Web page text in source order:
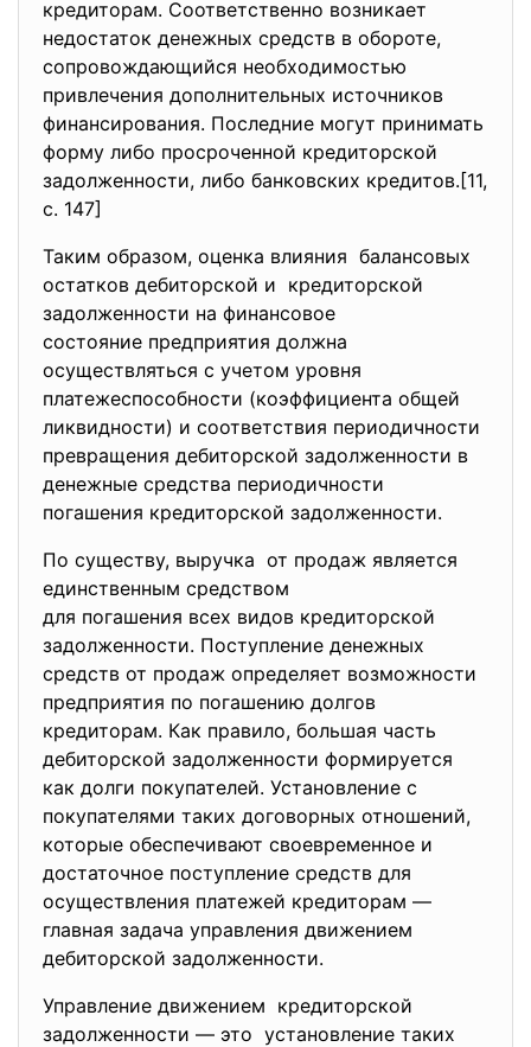
кредиторам. Соответственно возникает
недостаток денежных средств в обороте,
сопровождающийся необходимостью
привлечения дополнительных источников
финансирования. Последние могут принимать
форму либо просроченной кредиторской
задолженности, либо банковских кредитов.[11,
с. 147]
Таким образом, оценка влияния балансовых
остатков дебиторской и кредиторской
задолженности на финансовое
состояние предприятия должна
осуществляться с учетом уровня
платежеспособности (коэффициента общей
ликвидности) и соответствия периодичности
превращения дебиторской задолженности в
денежные средства периодичности
погашения кредиторской задолженности.
По существу, выручка от продаж является
единственным средством
для погашения всех видов кредиторской
задолженности. Поступление денежных
средств от продаж определяет возможности
предприятия по погашению долгов
кредиторам. Как правило, большая часть
дебиторской задолженности формируется
как долги покупателей. Установление с
покупателями таких договорных отношений,
которые обеспечивают своевременное и
достаточное поступление средств для
осуществления платежей кредиторам —
главная задача управления движением
дебиторской задолженности.
Управление движением кредиторской
задолженности — это установление таких